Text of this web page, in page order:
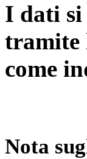
I dati si
tramite
come
Nota